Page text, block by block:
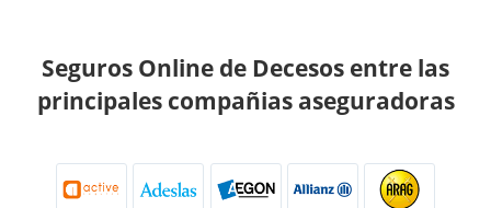
Seguros Online de Decesos entre las
principales compañias aseguradoras